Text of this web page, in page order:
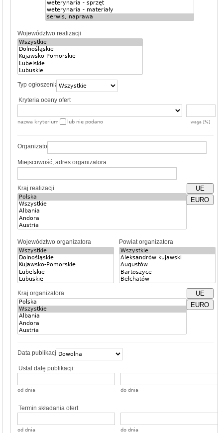
Województwo realizacji
Typ ogłoszenia
Kryteria oceny ofert
nazwa kryterium waga [%]
lub nie podano
Organizator
Miejscowość, adres organizatora
Kraj realizacji
UE
EURO
Województwo organizatora Powiat organizatora
Kraj organizatora
UE
EURO
Data publikacji
Ustal datę publikacji:
od dnia do dnia
Termin składania ofert
od dnia do dnia